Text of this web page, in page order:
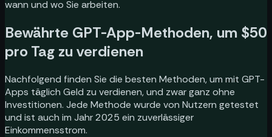
wann und wo Sie arbeiten.
Bewährte GPT-App-Methoden, um $50
pro Tag zu verdienen
Nachfolgend finden Sie die besten Methoden, um mit GPT-
Apps täglich Geld zu verdienen, und zwar ganz ohne
Investitionen. Jede Methode wurde von Nutzern getestet
und ist auch im Jahr 2025 ein zuverlässiger
Einkommensstrom.